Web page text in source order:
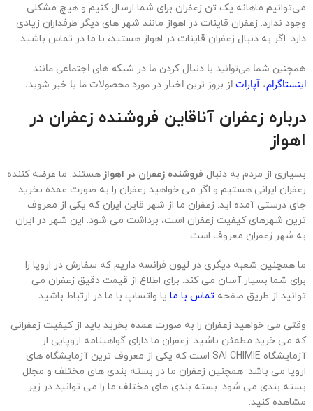
می‌توانیم ماهانه یک تن زعفران برای شما ارسال کنیم و هیچ مشکلی
وجود ندارد. زعفران قاینات در اهواز مانند شهر های دیگر طرفداران زیادی
دارد. اگر به دنبال زعفران قاینات در اهواز هستید، با ما در تماس باشید.
همچنین شما می‌توانید با دنبال کردن ما در شبکه های اجتماعی مانند
اینستاگرام، آپاراتاز بروز ترین اخبار در مورد محصولات ما با خبر شوید.
درباره زعفران آناقاین فروشنده زعفران در
اهواز
بسیاری از مردم به دنبال فروشنده زعفران در اهواز هستند. ما عرضه کننده
زعفران ایرانی هستیم و اگر می خواهید زعفران را به صورت عمده بخرید
جای درستی آمده اید. زعفران ما از شهر قاین ایران که یکی از معروف
ترین شهرهای کیفیت زعفران است، برداشت می شود. این شهر در ایران
به شهر زعفران معروف است.
ما همچنین شعبه دیگری در لیون فرانسه داریم که سفارش در اروپا را
برای شما بسیار آسان می کند. برای اطلاع از قیمت دقیق زعفران می
توانید از طریق صفحه تماس با ما یا واتساپ با ما در ارتباط باشید.
وقتی می خواهید زعفران را به صورت عمده بخرید باید از کیفیت زعفرانی
که می خرید مطمئن باشید. زعفران ما دارای گواهینامه اروپایی از
آزمایشگاه SAI CHIMIE است که یکی از معروف ترین آزمایشگاه های
اروپا می باشد. همچنین زعفران ما در بسته بندی های مختلف و مجلل
بسته بندی می شود. بسته بندی های مختلف ما را می توانید در زیر
مشاهده کنید.